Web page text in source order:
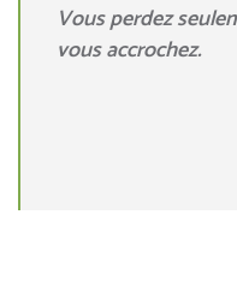
Vous perdez
vous accrochez.